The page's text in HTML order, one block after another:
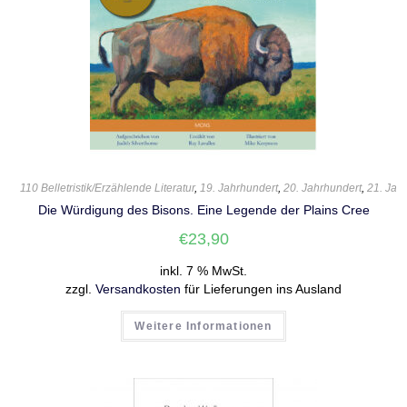
110 Belletristik/Erzählende Literatur,19. Jahrhundert,20. Jahrhundert,21.
Die Würdigung des Bisons. Eine Legende der Plains Cree
€23,90
inkl. 7 % MwSt.
zzgl. Versandkosten für Lieferungen ins Ausland
Weitere Informationen